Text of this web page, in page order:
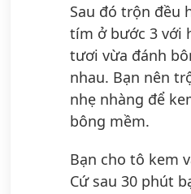
Sau đó trộn đều
tím ở bước 3 với
tươi vừa đánh
nhau. Bạn nên
nhẹ nhàng để
bông mềm.
Bạn cho tô kem
Cứ sau 30 phút